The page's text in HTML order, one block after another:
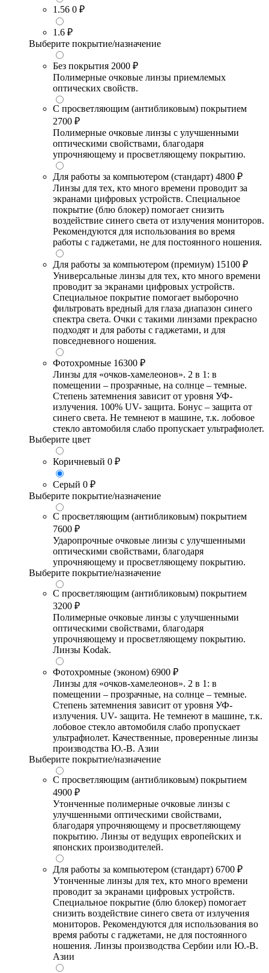
1.56 0 ₽
1.6 ₽
Выберите покрытие/назначение
Без покрытия 2000 ₽
Полимерные очковые линзы приемлемых
оптических свойств.
С просветляющим (антибликовым) покрытием
2700 ₽
Полимерные очковые линзы с улучшенными
оптическими свойствами, благодаря
упрочняющему и просветляющему покрытию.
Для работы за компьютером (стандарт) 4800 ₽
Линзы для тех, кто много времени проводит за
экранами цифровых устройств. Специальное
покрытие (блю блокер) помогает снизить
воздействие синего света от излучения мониторов.
Рекомендуются для использования во время
работы с гаджетами, не для постоянного ношения.
Для работы за компьютером (премиум) 15100 ₽
Универсальные линзы для тех, кто много времени
проводит за экранами цифровых устройств.
Специальное покрытие помогает выборочно
фильтровать вредный для глаза диапазон синего
спектра света. Очки с такими линзами прекрасно
подходят и для работы с гаджетами, и для
повседневного ношения.
Фотохромные 16300 ₽
Линзы для «очков-хамелеонов». 2 в 1: в
помещении – прозрачные, на солнце – темные.
Степень затемнения зависит от уровня УФ-
излучения. 100% UV- защита. Бонус – защита от
синего света. Не темнеют в машине, т.к. лобовое
стекло автомобиля слабо пропускает ультрафиолет.
Выберите цвет
Коричневый 0 ₽
Серый 0 ₽
Выберите покрытие/назначение
С просветляющим (антибликовым) покрытием
7600 ₽
Ударопрочные очковые линзы с улучшенными
оптическими свойствами, благодаря
упрочняющему и просветляющему покрытию.
Выберите покрытие/назначение
С просветляющим (антибликовым) покрытием
3200 ₽
Полимерные очковые линзы с улучшенными
оптическими свойствами, благодаря
упрочняющему и просветляющему покрытию.
Линзы Kodak.
Фотохромные (эконом) 6900 ₽
Линзы для «очков-хамелеонов». 2 в 1: в
помещении – прозрачные, на солнце – темные.
Степень затемнения зависит от уровня УФ-
излучения. UV- защита. Не темнеют в машине, т.к.
лобовое стекло автомобиля слабо пропускает
ультрафиолет. Качественные, проверенные линзы
производства Ю.-В. Азии
Выберите покрытие/назначение
С просветляющим (антибликовым) покрытием
4900 ₽
Утонченные полимерные очковые линзы с
улучшенными оптическими свойствами,
благодаря упрочняющему и просветляющему
покрытию. Линзы от ведущих европейских и
японских производителей.
Для работы за компьютером (стандарт) 6700 ₽
Утонченные линзы для тех, кто много времени
проводит за экранами цифровых устройств.
Специальное покрытие (блю блокер) помогает
снизить воздействие синего света от излучения
мониторов. Рекомендуются для использования во
время работы с гаджетами, не для постоянного
ношения. Линзы производства Сербии или Ю.-В.
Азии